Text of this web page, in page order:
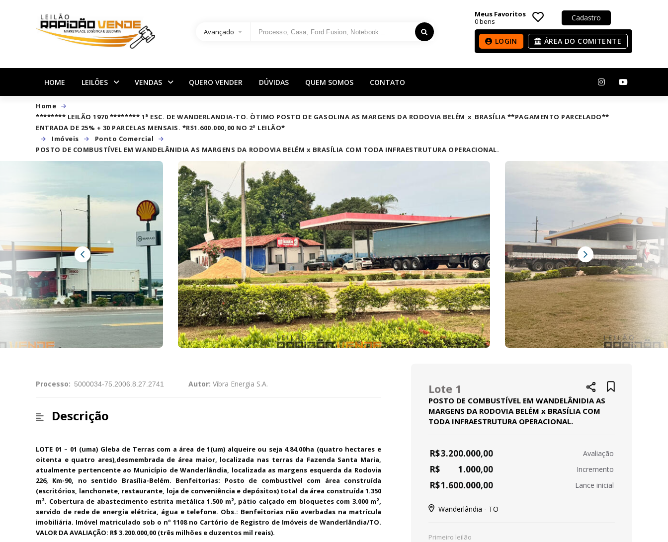
Avançado
Meus Favoritos
0bens Cadastro
LOGIN ÁREA DO COMITENTE
HOME LEILÕES VENDAS QUERO VENDER DÚVIDAS QUEM SOMOS CONTATO
Home
******** LEILÃO 1970 ******** 1ª ESC. DE WANDERLANDIA-TO. ÒTIMO POSTO DE GASOLINA AS MARGENS DA RODOVIA BELÉM_x_BRASÍLIA **PAGAMENTO PARCELADO**
ENTRADA DE 25% + 30 PARCELAS MENSAIS. *R$1.600.000,00 NO 2º LEILÃO*
Imóveis
Ponto Comercial
POSTO DE COMBUSTÍVEL EM WANDELÂNIDIA AS MARGENS DA RODOVIA BELÉM x BRASÍLIA COM TODA INFRAESTRUTURA OPERACIONAL.
Processo: Autor: Vibra Energia S.A.
Descrição
LOTE 01 – 01 (uma) Gleba de Terras com a área de 1(um) alqueire ou seja 4.84.00ha (quatro hectares e
oitenta e quatro ares),desmembrada de área maior, localizada nas terras da Fazenda Santa Maria,
atualmente pertencente ao Município de Wanderlândia, localizada as margens esquerda da Rodovia
226, Km-90, no sentido Brasília-Belém. Benfeitorias: Posto de combustível com área construída
(escritórios, lanchonete, restaurante, loja de conveniência e depósitos) total da área construída 1.350
m². Cobertura de abastecimento estrita metálica 1.500 m², pátio calçado em bloquetes com 3.000 m²,
servido de rede de energia elétrica, água e telefone. Obs.: Benfeitorias não averbadas na matrícula
imobiliária. Imóvel matriculado sob o nº 1108 no Cartório de Registro de Imóveis de Wanderlândia/TO.
VALOR DA AVALIAÇÃO: R$ 3.200.000,00 (três milhões e duzentos mil reais).
Lote 1
POSTO DE COMBUSTÍVEL EM WANDELÂNIDIA AS
MARGENS DA RODOVIA BELÉM x BRASÍLIA COM
TODA INFRAESTRUTURA OPERACIONAL.
R$3.200.000,00 Avaliação
R$ 1.000,00 Incremento
R$1.600.000,00 Lance inicial
Wanderlândia - TO
Primeiro leilão